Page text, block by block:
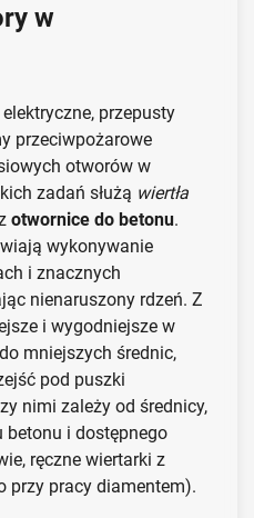
w
przepusty
przeciwpożarowe
otworów w
zadań służą wiertła
otwornice do betonu.
wykonywanie
i znacznych
nienaruszony rdzeń. Z
i wygodniejsze w
mniejszych średnic,
pod puszki
nimi zależy od średnicy,
betonu i dostępnego
ręczne wiertarki z
przy pracy diamentem).